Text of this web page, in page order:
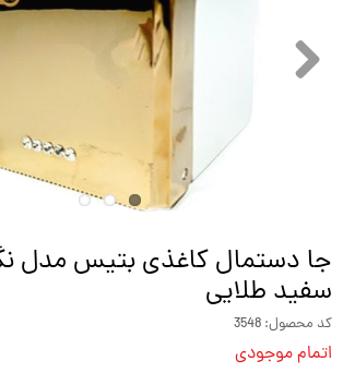
جا دستمال کاغذی بتیس مدل
سفيد طلايى
کد محصول: 3548
اتمام موجودی